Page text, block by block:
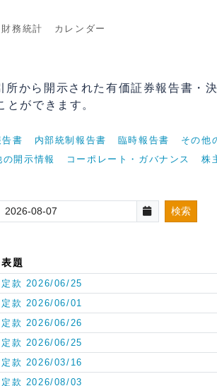
財務統計 カレンダー
から開示された有価証券報告書・
ができます。
書 内部統制報告書 臨時報告書
その他
の開示情報 コーポレート・ガバナンス
株
検索
表題
定款 2026/06/25
定款 2026/06/01
定款 2026/06/26
定款 2026/06/25
定款 2026/03/16
定款 2026/08/03